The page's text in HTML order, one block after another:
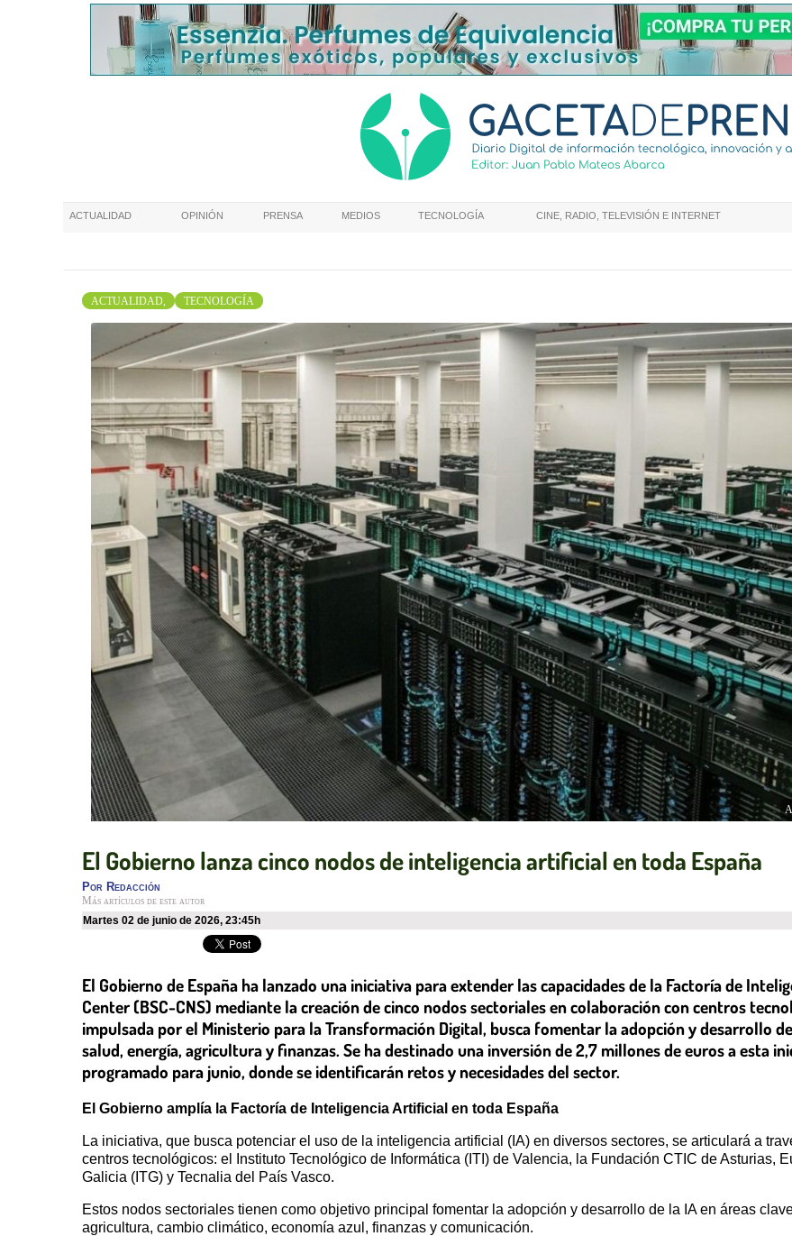
ACTUALIDAD OPINIÓN PRENSA MEDIOS TECNOLOGÍA CINE, RADIO, TELEVISIÓN E INTERNET
ACTUALIDAD, TECNOLOGÍA
El Gobierno lanza cinco nodos de inteligencia artificial en toda España
Por Redacción
Más artículos de este autor
martes 02 de junio de 2026, 23:45h
El Gobierno de España ha lanzado una iniciativa para extender las capacidades de la Factoría de
Center (BSC-CNS) mediante la creación de cinco nodos sectoriales en colaboración con centros
impulsada por el Ministerio para la Transformación Digital, busca fomentar la adopción y desarrollo
salud, energía, agricultura y finanzas. Se ha destinado una inversión de 2,7 millones de euros a esta
programado para junio, donde se identificarán retos y necesidades del sector.
El Gobierno amplía la Factoría de Inteligencia Artificial en toda España
La iniciativa, que busca potenciar el uso de la inteligencia artificial (IA) en diversos sectores, se articulará a
centros tecnológicos: el Instituto Tecnológico de Informática (ITI) de Valencia, la Fundación CTIC de Asturias,
Galicia (ITG) y Tecnalia del País Vasco.
Estos nodos sectoriales tienen como objetivo principal fomentar la adopción y desarrollo de la IA en áreas
agricultura, cambio climático, economía azul, finanzas y comunicación.